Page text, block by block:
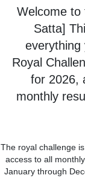
Welcome to
Satta]
everything
Royal
for 2026,
monthly
The royal challenge
access to all
January through